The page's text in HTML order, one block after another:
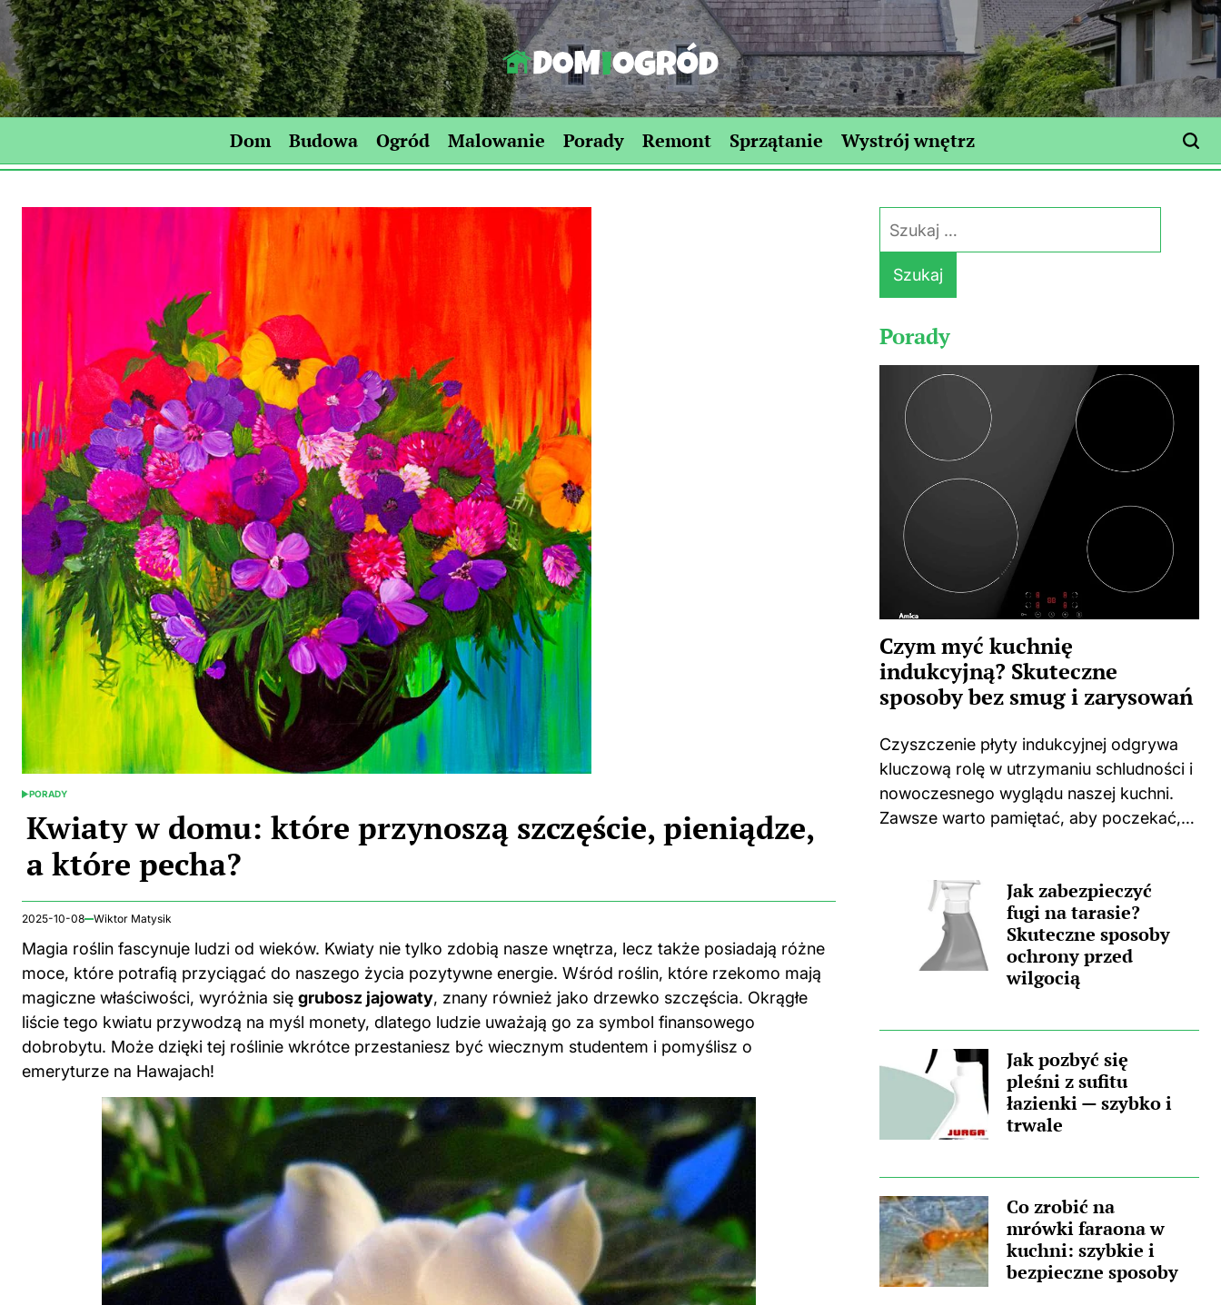
Skip
to
content
Dom-
Ogród.edu.pl
Dom Budowa Ogród Malowanie Porady Remont Sprzątanie Wystrój wnętrz
POSTED
PORADY
Kwiaty w domu: które przynoszą szczęście, pieniądze,
a które pecha?
2025-10-08 Wiktor Matysik
Magia roślin fascynuje ludzi od wieków. Kwiaty nie tylko zdobią nasze wnętrza, lecz także posiadają różne
moce, które potrafią przyciągać do naszego życia pozytywne energie. Wśród roślin, które rzekomo mają
magiczne właściwości, wyróżnia się grubosz jajowaty, znany również jako drzewko szczęścia. Okrągłe
liście tego kwiatu przywodzą na myśl monety, dlatego ludzie uważają go za symbol finansowego
dobrobytu. Może dzięki tej roślinie wkrótce przestaniesz być wiecznym studentem i pomyślisz o
emeryturze na Hawajach!
Porady
Czym myć kuchnię
indukcyjną? Skuteczne
sposoby bez smug i zarysowań
Czyszczenie płyty indukcyjnej odgrywa
kluczową rolę w utrzymaniu schludności i
nowoczesnego wyglądu naszej kuchni.
Zawsze warto pamiętać, aby poczekać,
czyszczących na ciepłej powierzchni
może prowadzić do nieprzyjemnych
zapachów, a także trwałych...
Jak zabezpieczyć
fugi na tarasie?
Skuteczne sposoby
ochrony przed
wilgocią
Jak pozbyć się
pleśni z sufitu
łazienki — szybko i
trwale
Co zrobić na
mrówki faraona w
kuchni: szybkie i
bezpieczne sposoby